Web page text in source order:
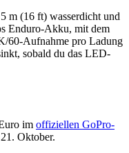
m (16 ft) wasserdicht und
Enduro-Akku, mit dem
60-Aufnahme pro Ladung
sobald du das LED-
im offiziellen GoPro-
Oktober.